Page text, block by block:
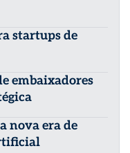
startups de
embaixadores
nova era de